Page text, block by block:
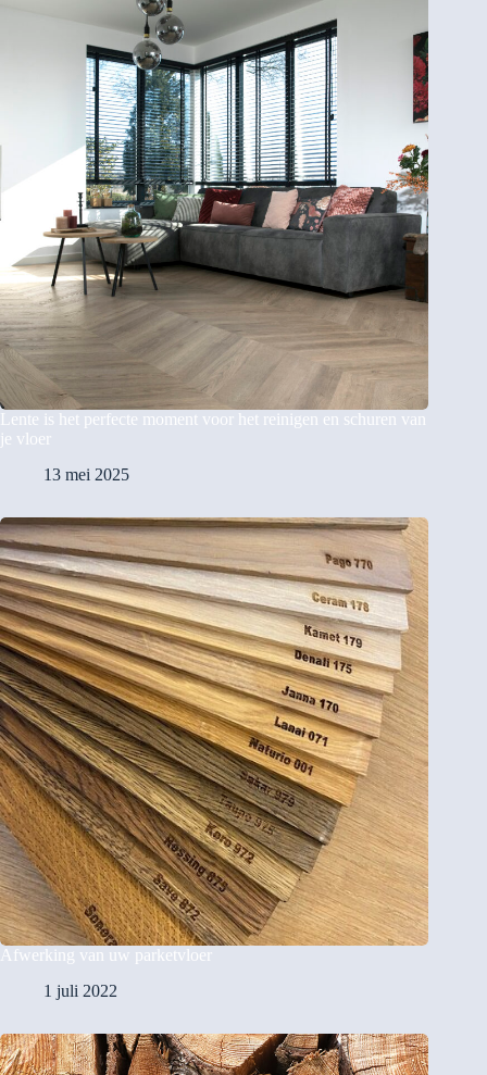
Lente is het perfecte moment voor het reinigen en schuren van
je vloer
13 mei 2025
Afwerking van uw parketvloer
1 juli 2022